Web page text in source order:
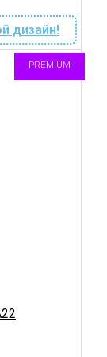
₽.дизайн!
PREMIUM